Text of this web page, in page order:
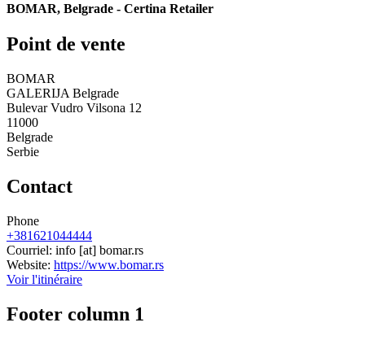
BOMAR, Belgrade - Certina Retailer
Point de vente
BOMAR
GALERIJA Belgrade
Bulevar Vudro Vilsona 12
11000
Belgrade
Serbie
Contact
Phone
+381621044444
Courriel: info [at] bomar.rs
Website: https://www.bomar.rs
Voir l'itinéraire
Footer column 1